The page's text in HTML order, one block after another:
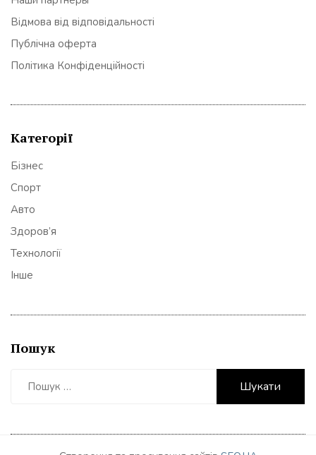
Відмова від відповідальності
Публічна оферта
Політика Конфіденційності
Категорії
Бізнес
Спорт
Авто
Здоров’я
Технології
Інше
Пошук